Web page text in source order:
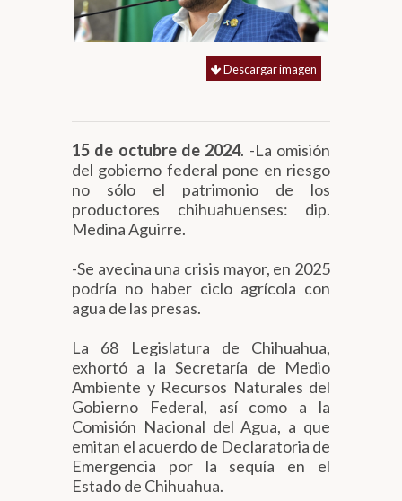
Descargar imagen
15 de octubre de 2024. -La omisión
del gobierno federal pone en riesgo
no sólo el patrimonio de los
productores chihuahuenses: dip.
Medina Aguirre.
-Se avecina una crisis mayor, en 2025
podría no haber ciclo agrícola con
agua de las presas.
La 68 Legislatura de Chihuahua,
exhortó a la Secretaría de Medio
Ambiente y Recursos Naturales del
Gobierno Federal, así como a la
Comisión Nacional del Agua, a que
emitan el acuerdo de Declaratoria de
Emergencia por la sequía en el
Estado de Chihuahua.